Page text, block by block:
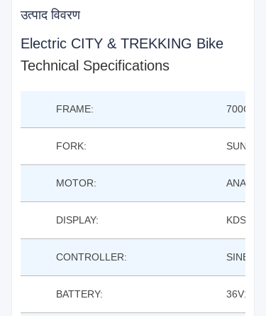
उत्पाद विवरण
Electric CITY & TREKKING Bike
Technical Specifications
FRAME: 700C
FORK:
MOTOR:
DISPLAY: KDS
CONTROLLER: SINE
BATTERY: